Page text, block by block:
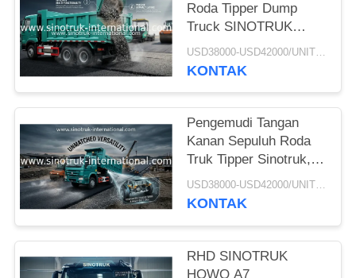
Roda Tipper Dump
Truck SINOTRUK
HOWO A7 Untuk
Konstruksi
USD38000-USD42000/UNIT)negotiation MOQ:1 unit
KONTAK
Pengemudi Tangan
Kanan Sepuluh Roda
Truk Tipper Sinotruk,
Truk Dump Tugas
Berat
USD38000-USD42000/UNIT)negotiation MOQ:1 unit
KONTAK
RHD SINOTRUK
HOWO A7